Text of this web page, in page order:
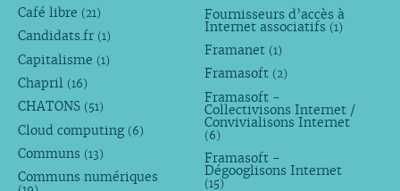
Café libre (21)
Candidats.fr (1)
Capitalisme (1)
Chapril (16)
CHATONS (51)
Cloud computing (6)
Communs (13)
Communs numériques
Fournisseurs d’accès à
Internet associatifs (1)
Framanet (1)
Framasoft (2)
Framasoft -
Collectivisons Internet /
Convivialisons Internet
(6)
Framasoft -
Dégooglisons Internet
(15)